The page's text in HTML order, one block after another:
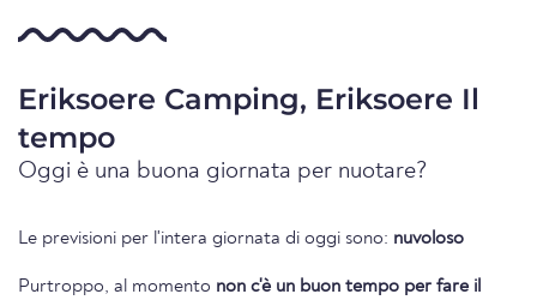
Eriksoere Camping, Eriksoere Il
tempo
Oggi è una buona giornata per nuotare?
Le previsioni per l'intera giornata di oggi sono: nuvoloso
Purtroppo, al momento non c'è un buon tempo per fare il